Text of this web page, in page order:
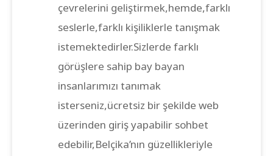
çevrelerini geliştirmek,hemde,farklı
seslerle,farklı kişiliklerle tanışmak
istemektedirler.Sizlerde farklı
görüşlere sahip bay bayan
insanlarımızı tanımak
isterseniz,ücretsiz bir şekilde web
üzerinden giriş yapabilir sohbet
edebilir,Belçika’nın güzellikleriyle